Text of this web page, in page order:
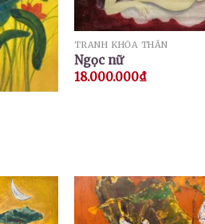
TRANH KHỎA THÂN
Ngọc nữ
18.000.000₫